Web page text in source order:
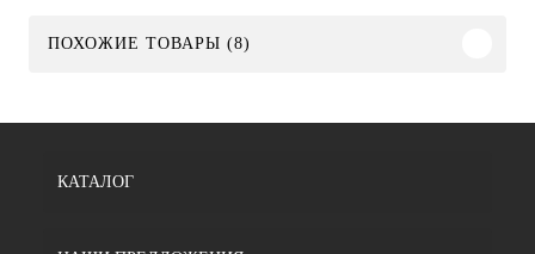
ПОХОЖИЕ ТОВАРЫ (8)
КАТАЛОГ